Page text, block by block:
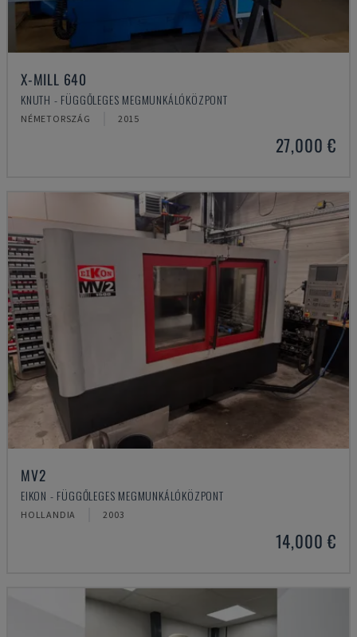
X-MILL 640
KNUTH - FÜGGŐLEGES MEGMUNKÁLÓKÖZPONT
NÉMETORSZÁG 2015
27,000 €
MV2
EIKON - FÜGGŐLEGES MEGMUNKÁLÓKÖZPONT
HOLLANDIA 2003
14,000 €